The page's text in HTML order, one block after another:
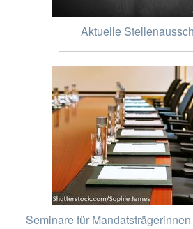
Aktuelle
Seminare für